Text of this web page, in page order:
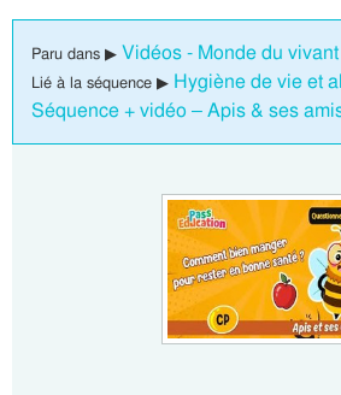
Paru dans ▶ Vidéos - Monde du
Lié à la séquence ▶ Hygiène de vie et
Séquence + vidéo – Apis & ses